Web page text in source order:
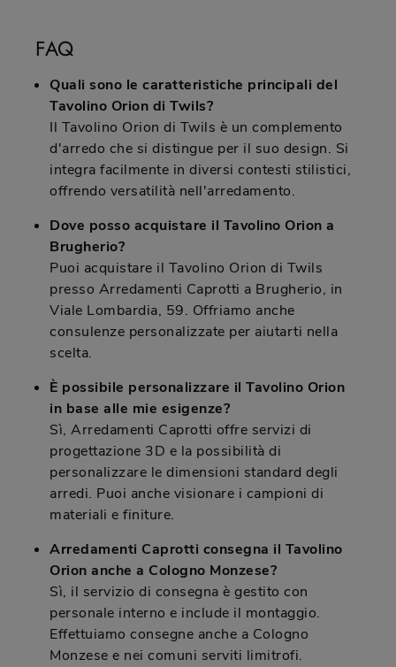
FAQ
Quali sono le caratteristiche principali del
Tavolino Orion di Twils?
Il Tavolino Orion di Twils è un complemento
d'arredo che si distingue per il suo design. Si
integra facilmente in diversi contesti stilistici,
offrendo versatilità nell'arredamento.
Dove posso acquistare il Tavolino Orion a
Brugherio?
Puoi acquistare il Tavolino Orion di Twils
presso Arredamenti Caprotti a Brugherio, in
Viale Lombardia, 59. Offriamo anche
consulenze personalizzate per aiutarti nella
scelta.
È possibile personalizzare il Tavolino Orion
in base alle mie esigenze?
Sì, Arredamenti Caprotti offre servizi di
progettazione 3D e la possibilità di
personalizzare le dimensioni standard degli
arredi. Puoi anche visionare i campioni di
materiali e finiture.
Arredamenti Caprotti consegna il Tavolino
Orion anche a Cologno Monzese?
Sì, il servizio di consegna è gestito con
personale interno e include il montaggio.
Effettuiamo consegne anche a Cologno
Monzese e nei comuni serviti limitrofi.